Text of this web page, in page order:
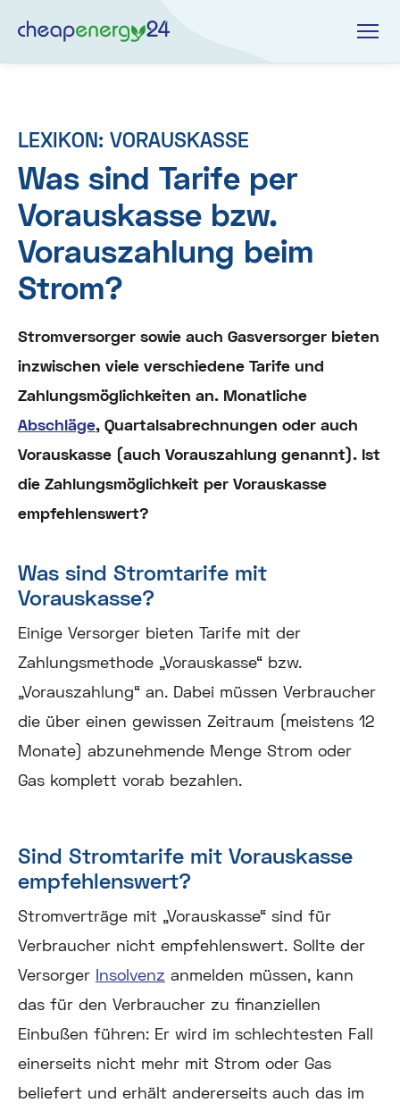
LEXIKON: VORAUSKASSE
Was sind Tarife per
Vorauskasse bzw.
Vorauszahlung beim
Strom?
Stromversorger sowie auch Gasversorger bieten
inzwischen viele verschiedene Tarife und
Zahlungsmöglichkeiten an. Monatliche
Abschläge, Quartalsabrechnungen oder auch
Vorauskasse (auch Vorauszahlung genannt). Ist
die Zahlungsmöglichkeit per Vorauskasse
empfehlenswert?
Was sind Stromtarife mit
Vorauskasse?
Einige Versorger bieten Tarife mit der
Zahlungsmethode „Vorauskasse“ bzw.
„Vorauszahlung“ an. Dabei müssen Verbraucher
die über einen gewissen Zeitraum (meistens 12
Monate) abzunehmende Menge Strom oder
Gas komplett vorab bezahlen.
Sind Stromtarife mit Vorauskasse
empfehlenswert?
Stromverträge mit „Vorauskasse“ sind für
Verbraucher nicht empfehlenswert. Sollte der
Versorger Insolvenz anmelden müssen, kann
das für den Verbraucher zu finanziellen
Einbußen führen: Er wird im schlechtesten Fall
einerseits nicht mehr mit Strom oder Gas
beliefert und erhält andererseits auch das im